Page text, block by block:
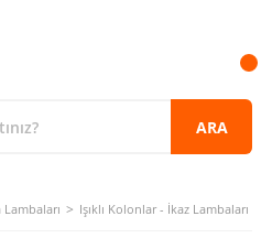
ARA
Işıklı Kolonlar - İkaz Lambaları